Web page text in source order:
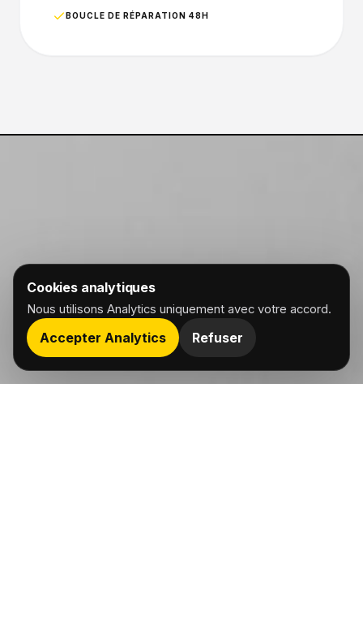
BOUCLE DE RÉPARATION 48H
Cookies analytiques
Nous utilisons Analytics uniquement avec votre accord.
Accepter Analytics Refuser